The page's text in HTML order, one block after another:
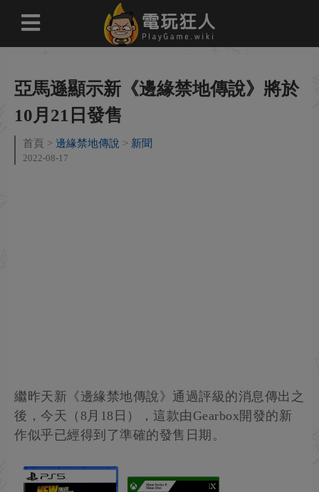
亞馬遜顯示新《邊緣禁地傳說》將於
10月21日發售
首頁 邊緣禁地傳說 新聞
2022-08-17
繼昨天新《邊緣禁地傳說》通過評級的消息傳出之
後，今天（8月18日），這款由Gearbox開發的新
作似乎已經得到了準確的發售日期。